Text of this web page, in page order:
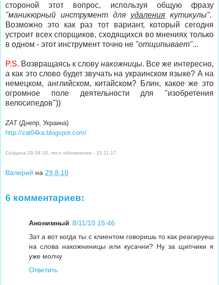
стороной этот вопрос, используя общую фразу
"маникюрный инструмент для удаления кутикулы".
Возможно это как раз тот вариант, который сегодня
устроит всех спорщиков, сходящихся во мнениях только
в одном - этот инструмент точно не "отщипывает"...
P.S. Возвращаясь к слову накожницы. Все же интересно,
а как это слово будет звучать на украинском языке? А на
немецком, английском, китайском? Блин, какое же это
огромное поле деятельности для "изобретения
велосипедов"))
ZAT(Днепр, Украина)
http://zat04ka.blogspot.com/
Создана 29.08.10, посл.обновление - 15.11.17
Валерий на 29.8.10
6 комментариев:
Анонимный 8/11/10 15:46
Зат а вот когда ты с клиентом говоришь то как реагируеш
на слова накожниницы или кусачни? Ну за щипчики я
уже молчу
Ответить